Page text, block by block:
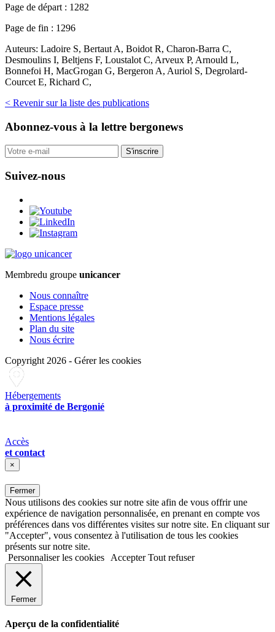
Page de départ : 1282
Page de fin : 1296
Auteurs: Ladoire S, Bertaut A, Boidot R, Charon-Barra C,
Desmoulins I, Beltjens F, Loustalot C, Arveux P, Arnould L,
Bonnefoi H, MacGrogan G, Bergeron A, Auriol S, Degrolard-
Courcet E, Richard C,
< Revenir sur la liste des publications
Abonnez-vous à la lettre bergonews
S'inscrire
Suivez-nous
Membredu groupe unicancer
Nous connaître
Espace presse
Mentions légales
Plan du site
Nous écrire
Copyright 2026 - Gérer les cookies
Hébergements
à proximité de Bergonié
Accès
et contact
×
Fermer
Nous utilisons des cookies sur notre site afin de vous offrir une
expérience de navigation personnalisée, en prenant en compte vos
préférences dans vos différentes visites sur notre site. En cliquant sur
"Accepter", vous consentez à l'utilisation de tous les cookies
présents sur notre site.
Personnaliser les cookies
Accepter Tout refuser
Fermer
Aperçu de la confidentialité